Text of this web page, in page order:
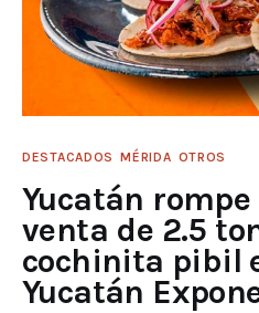
DESTACADOS MÉRIDA OTROS
Yucatán
venta de 2.5
cochinita pibil
Yucatán